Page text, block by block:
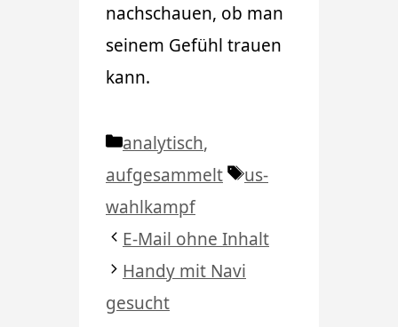
nachschauen, ob man
seinem Gefühl trauen
kann.
Kategorien
analytisch,
aufgesammelt
Schlagwörter
us-
wahlkampf
E-Mail ohne Inhalt
Handy mit Navi
gesucht